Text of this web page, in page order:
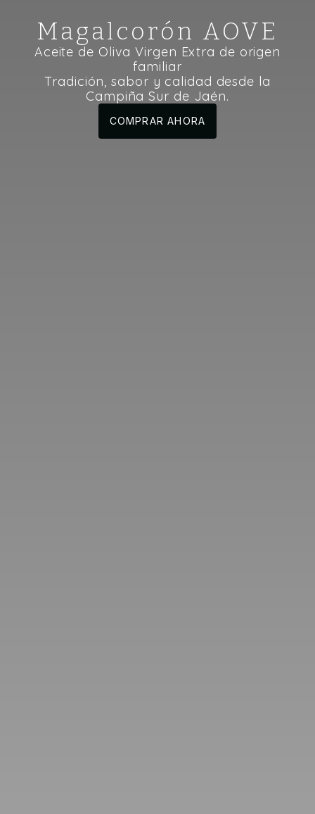
Magalcorón AOVE
Aceite de Oliva Virgen Extra de origen
familiar
Tradición, sabor y calidad desde la
Campiña Sur de Jaén.
COMPRAR AHORA